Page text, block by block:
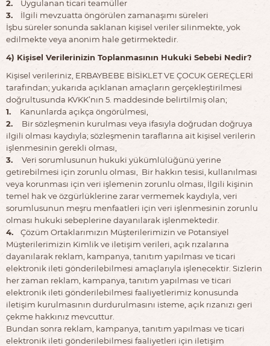
2.
Uygulanan ticari teamüller
3.
İlgili mevzuatta öngörülen zamanaşımı süreleri
İşbu süreler sonunda saklanan kişisel veriler silinmekte, yok
edilmekte veya anonim hale getirmektedir.
4) Kişisel Verilerinizin Toplanmasının Hukuki Sebebi Nedir?
Kişisel verileriniz, ERBAYBEBE BİSİKLET VE ÇOCUK GEREÇLERİ
tarafından; yukarıda açıklanan amaçların gerçekleştirilmesi
doğrultusunda KVKK’nın 5. maddesinde belirtilmiş olan;
1. Kanunlarda açıkça öngörülmesi,
2. Bir sözleşmenin kurulması veya ifasıyla doğrudan doğruya
ilgili olması kaydıyla; sözleşmenin taraflarına ait kişisel verilerin
işlenmesinin gerekli olması,
3. Veri sorumlusunun hukuki yükümlülüğünü yerine
getirebilmesi için zorunlu olması, Bir hakkın tesisi, kullanılması
veya korunması için veri işlemenin zorunlu olması, İlgili kişinin
temel hak ve özgürlüklerine zarar vermemek kaydıyla, veri
sorumlusunun meşru menfaatleri için veri işlenmesinin zorunlu
olması hukuki sebeplerine dayanılarak işlenmektedir.
4. Çözüm Ortaklarımızın Müşterilerimizin ve Potansiyel
Müşterilerimizin Kimlik ve iletişim verileri, açık rızalarına
dayanılarak reklam, kampanya, tanıtım yapılması ve ticari
elektronik ileti gönderilebilmesi amaçlarıyla işlenecektir. Sizlerin
her zaman reklam, kampanya, tanıtım yapılması ve ticari
elektronik ileti gönderilebilmesi faaliyetlerimiz konusunda
iletişim kurulmasının durdurulmasını isteme, açık rızanızı geri
çekme hakkınız mevcuttur.
Bundan sonra reklam, kampanya, tanıtım yapılması ve ticari
elektronik ileti gönderilebilmesi faaliyetleri için iletişim